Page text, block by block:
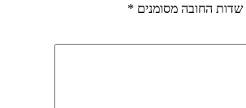
שדות החובה מסומנים *